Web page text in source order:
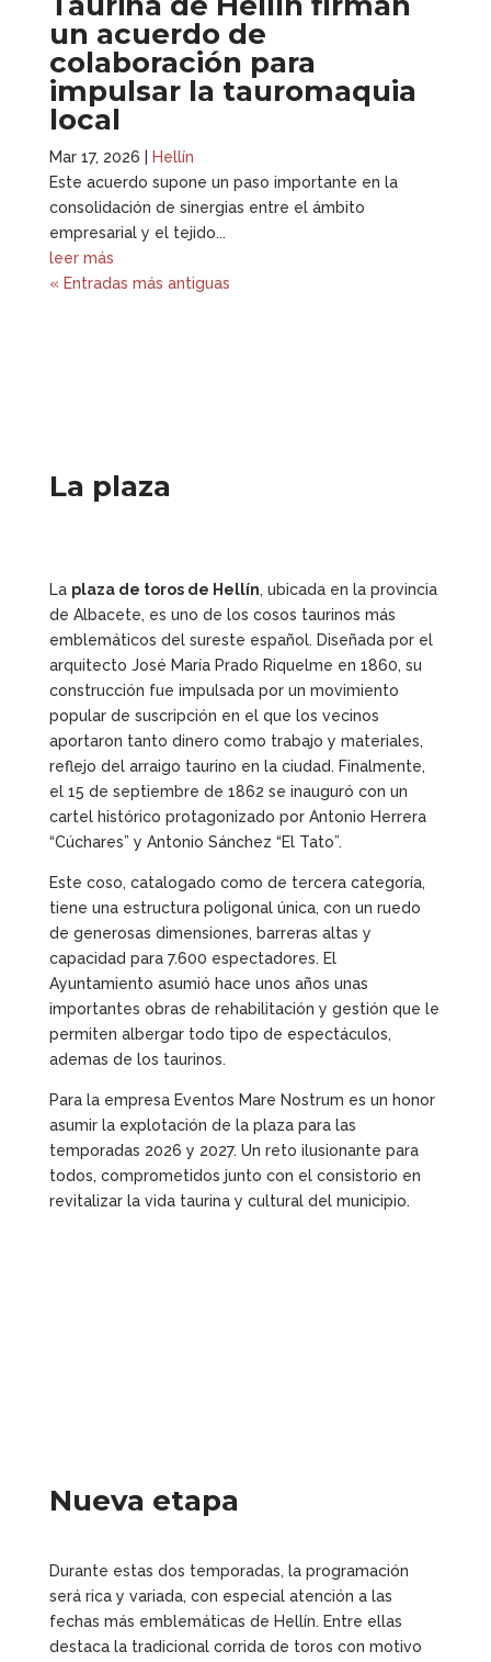
un acuerdo de
colaboración para
impulsar la tauromaquia
local
Mar 17, 2026
Hellín
Este acuerdo supone un paso importante en la
consolidación de sinergias entre el ámbito
empresarial y el tejido...
leer más
« Entradas más antiguas
La plaza
La plaza de toros de Hellín, ubicada en la provincia
de Albacete, es uno de los cosos taurinos más
emblemáticos del sureste español. Diseñada por el
arquitecto José María Prado Riquelme en 1860, su
construcción fue impulsada por un movimiento
popular de suscripción en el que los vecinos
aportaron tanto dinero como trabajo y materiales,
reflejo del arraigo taurino en la ciudad. Finalmente,
el 15 de septiembre de 1862 se inauguró con un
cartel histórico protagonizado por Antonio Herrera
“Cúchares” y Antonio Sánchez “El Tato”.
Este coso, catalogado como de tercera categoría,
tiene una estructura poligonal única, con un ruedo
de generosas dimensiones, barreras altas y
capacidad para 7.600 espectadores. El
Ayuntamiento asumió hace unos años unas
importantes obras de rehabilitación y gestión que le
permiten albergar todo tipo de espectáculos,
ademas de los taurinos.
Para la empresa Eventos Mare Nostrum es un honor
asumir la explotación de la plaza para las
temporadas 2026 y 2027. Un reto ilusionante para
todos, comprometidos junto con el consistorio en
revitalizar la vida taurina y cultural del municipio.
Nueva etapa
Durante estas dos temporadas, la programación
será rica y variada, con especial atención a las
fechas más emblemáticas de Hellín. Entre ellas
destaca la tradicional corrida de toros con motivo